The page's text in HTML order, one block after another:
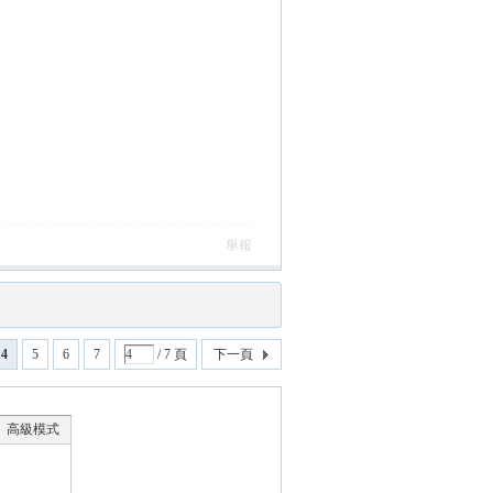
舉報
4 5 6 7 / 7 頁 下一頁
高級模式